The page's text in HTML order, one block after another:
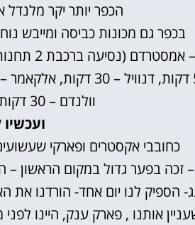
הכפר יותר יקר
בכפר גם מכונות כביסה ומייבש
וולנדם – 30 דקות, אדם – 40 דקות.
כחובבי אקסטרים ופארקי שעשועים
– זכה בפער גדול במקום הראשון –
הספיק לנו יום אחד- הורדנו את
אותנו , פארק ענק, היינו